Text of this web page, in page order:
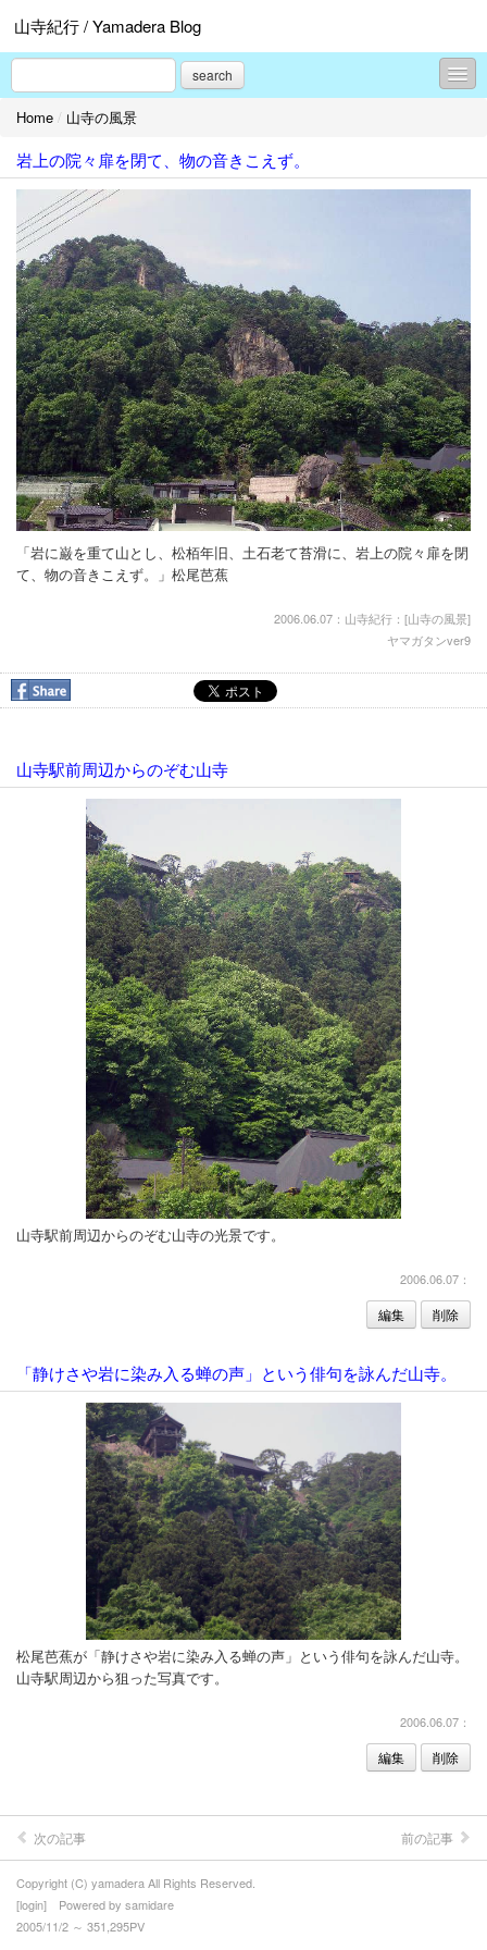
山寺紀行 / Yamadera Blog
search
山寺の参道
山寺の食
山寺の旅
山寺の風景
山寺の歴史
山寺の癒し
山寺の催し
プロフィール
お問合せ
Home / 山寺の風景
岩上の院々扉を閉て、物の音きこえず。
「岩に巌を重て山とし、松栢年旧、土石老て苔滑に、岩上の院々扉を閉
て、物の音きこえず。」松尾芭蕉
2006.06.07：山寺紀行：[山寺の風景]
ヤマガタンver9
山寺駅前周辺からのぞむ山寺
山寺駅前周辺からのぞむ山寺の光景です。
2006.06.07：
編集 削除
「静けさや岩に染み入る蝉の声」という俳句を詠んだ山寺。
松尾芭蕉が「静けさや岩に染み入る蝉の声」という俳句を詠んだ山寺。
山寺駅周辺から狙った写真です。
2006.06.07：
編集 削除
次の記事 前の記事
Copyright (C) yamadera All Rights Reserved.
[login] Powered by samidare
2005/11/2 ～ 351,295PV